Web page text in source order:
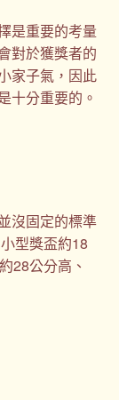
是重要的考量
對於獲獎者的
家子氣，因此
十分重要的。
沒固定的標準
型獎盃約18
28公分高、